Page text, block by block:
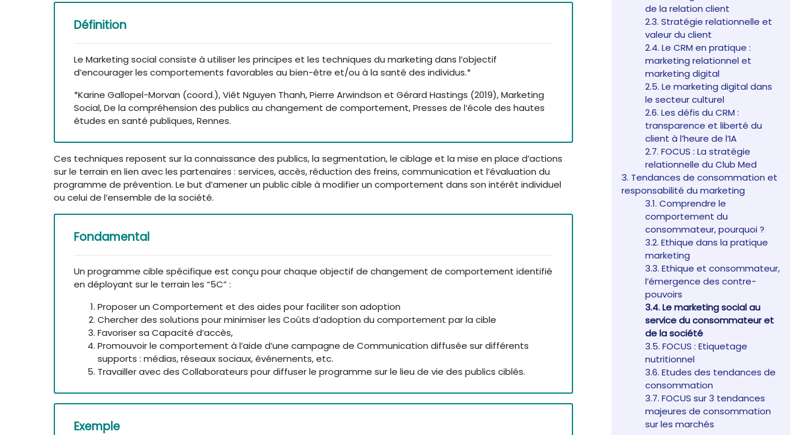
de la relation client
2.3. Stratégie relationnelle et
valeur du client
2.4. Le CRM en pratique :
marketing relationnel et
marketing digital
2.5. Le marketing digital dans
le secteur culturel
2.6. Les défis du CRM :
transparence et liberté du
client à l’heure de l’IA
2.7. FOCUS : La stratégie
relationnelle du Club Med
3. Tendances de consommation et
responsabilité du marketing
3.1. Comprendre le
comportement du
consommateur, pourquoi ?
3.2. Ethique dans la pratique
marketing
3.3. Ethique et consommateur,
l’émergence des contre-
pouvoirs
3.4. Le marketing social au
service du consommateur et
de la société
3.5. FOCUS : Etiquetage
nutritionnel
3.6. Etudes des tendances de
consommation
3.7. FOCUS sur 3 tendances
majeures de consommation
sur les marchés
Définition
Le Marketing social consiste à utiliser les principes et les techniques du marketing dans l’objectif
d’encourager les comportements favorables au bien-être et/ou à la santé des individus.*
*Karine Gallopel-Morvan (coord.), Viêt Nguyen Thanh, Pierre Arwindson et Gérard Hastings (2019), Marketing
Social, De la compréhension des publics au changement de comportement, Presses de l’école des hautes
études en santé publiques, Rennes.
Ces techniques reposent sur la connaissance des publics, la segmentation, le ciblage et la mise en place d’actions
sur le terrain en lien avec les partenaires : services, accès, réduction des freins, communication et l’évaluation du
programme de prévention. Le but d’amener un public cible à modifier un comportement dans son intérêt individuel
ou celui de l’ensemble de la société.
Fondamental
Un programme cible spécifique est conçu pour chaque objectif de changement de comportement identifié
en déployant sur le terrain les “5C” :
Proposer un Comportement et des aides pour faciliter son adoption
Chercher des solutions pour minimiser les Coûts d’adoption du comportement par la cible
Favoriser sa Capacité d’accès,
Promouvoir le comportement à l’aide d’une campagne de Communication diffusée sur différents
supports : médias, réseaux sociaux, événements, etc.
Travailler avec des Collaborateurs pour diffuser le programme sur le lieu de vie des publics ciblés.
Exemple